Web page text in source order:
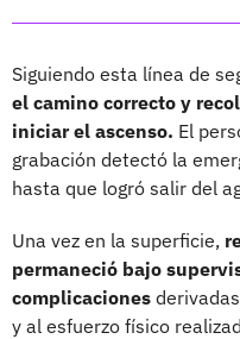
Siguiendo esta línea de
el camino correcto y
iniciar el ascenso. El
grabación detectó la
hasta que logró salir del
Una vez en la superficie,
permaneció bajo
complicaciones
y al esfuerzo físico